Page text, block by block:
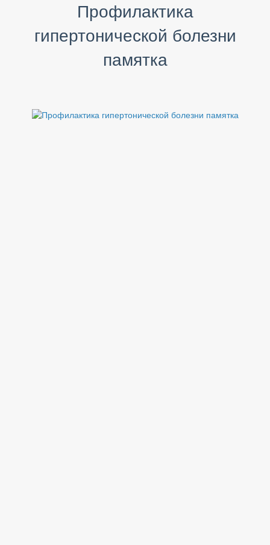
Профилактика
гипертонической болезни
памятка